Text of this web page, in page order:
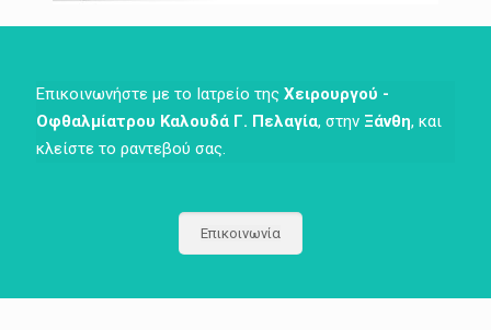
Επικοινωνήστε με το Ιατρείο της Χειρουργού -
Οφθαλμίατρου Καλουδά Γ. Πελαγία, στην Ξάνθη, και
κλείστε το ραντεβού σας.
Επικοινωνία